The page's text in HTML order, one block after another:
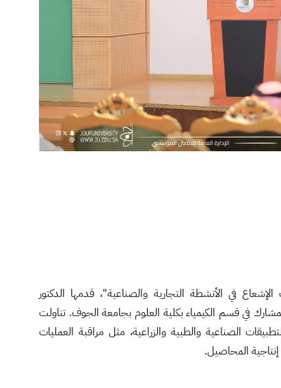
في الأنشطة التجارية والصناعية"، قدمها الدكتور
في قسم الكيمياء بكلية العلوم بجامعة الجوف. تناولت
الصناعية والطبية والزراعية، مثل مراقبة العمليات
المحاصيل.